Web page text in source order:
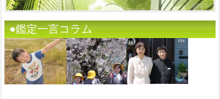
●鑑定一言コラム